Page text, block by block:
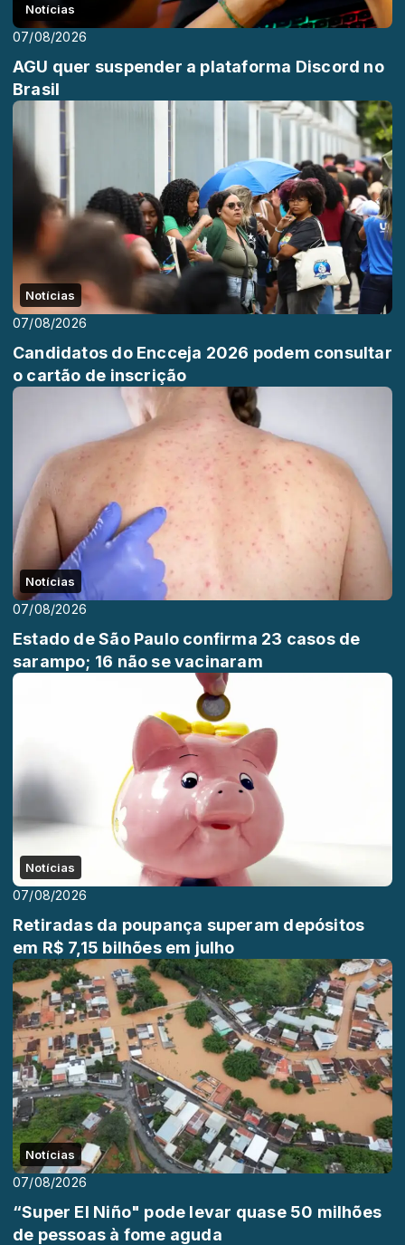
Notícias
07/08/2026
AGU quer suspender a plataforma Discord no
Brasil
Notícias
07/08/2026
Candidatos do Encceja 2026 podem consultar
o cartão de inscrição
Notícias
07/08/2026
Estado de São Paulo confirma 23 casos de
sarampo; 16 não se vacinaram
Notícias
07/08/2026
Retiradas da poupança superam depósitos
em R$ 7,15 bilhões em julho
Notícias
07/08/2026
“Super El Niño" pode levar quase 50 milhões
de pessoas à fome aguda